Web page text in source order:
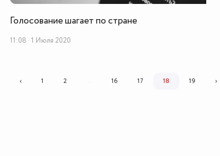
Голосование шагает по стране
11:08 · 1 Июля 2020
‹ 1 2 ... 16 17 18 19 ›